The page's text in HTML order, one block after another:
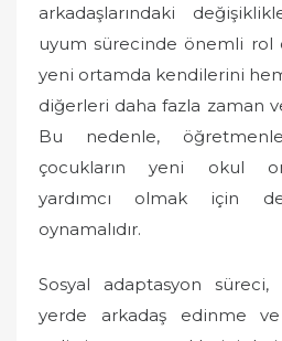
arkadaşlarındaki
uyum sürecinde önemli rol
yeni ortamda kendilerini
diğerleri daha fazla zaman
Bu nedenle,
çocukların yeni okul
yardımcı olmak için
oynamalıdır.
Sosyal adaptasyon
yerde arkadaş edinme